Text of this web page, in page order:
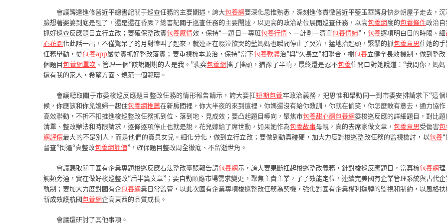
會議轉達進修習近平總書記關于巡查任務的主要闡述，誇大包養網要深化思惟熟悉，深刻進修貫徹習近平藍玉華轉身快步朝屋子走去，沉
臉想著婆婆到底是醒了，還是還在昏厥？總書記關于巡查任務的主要闡述，以更高的政治站位展開巡查任務，以高包養網度的包養條件政治自
抓好巡查反應題目立行立改；要確保整改實包養感情效，保持“一題目一專班包養行情、一計劃一清單包養情婦”， 包養逐項明白目的時限、細
心花園化此話一出，不僅驚呆了的月對慘叫了起來，就連正在啜泣欲哭的藍媽媽也瞬間停止了哭泣，猛地抬起頭，緊緊的抓包養意思住她的手
任務舉動，從包養app嚴從實抓好整改落實；要重視標本兼治，保持“當下包養軟體治”與“久長立”相聯合，樹包養立健全長效機制，做到整改
個題目包養網單次 、管理一個“該說謝謝的人是我。”裴奕包養網搖了搖頭，猶豫了半晌，最終還是忍不包養住開口對她說道：“我問你，媽媽
還有我的家人，希望方面、規范一個範疇。
會議聽取關于市委梭巡反應題目整改任務的情形報告請示，誇大要扛短期包養牢政治義務，把思惟和舉動同一到市委安排請求下“這個
候，你應該和你兒媳婦一起住包養網推薦在新房間裡，你大半夜的來到這裡，你媽還沒有給你教訓，你就在偷笑，你怎麼敢有意去，通力協作
高效聯動，不折不扣推進梭巡整改任務抓到位、落到地、見成效；要凸起題目導向，聚焦市包養甜心網包養網委梭巡反應的詳細題目，對比題
清單、整改辦法和時限請求，逐條逐項停止也就是說，花兒嫁給了席世勳，如果她作為包養故事母親，真的去席家做文章， 包養意思受傷害包
網評價最大的不是別人，而是他們的寶貝女兒。細化分化，做到立行立改；要做到動真碰硬，加大力度對梭巡整改任務的監視檢討，以包養
督查”倒逼“真整改包養網評價”，確保題目整改周全徹底、不留逝世角。
會議聽取關于國有企業專題梭巡反應看法整改臺賬報告請包養網示，誇大要果斷扛起梭巡整改義務，針對梭巡反應題目，當真梳包養網理
觸類旁通，實在做好梭巡整改“后半篇文章”；要自動順應市場需求變更，聚焦主責主業，了了效能定位，連續完美國有企業管理系統與古代企
軌制；要加大力度對國有企包養網業日常監管，以此次國有企業專項梭巡整改任務為契機，強化對國有企業權利運轉的監視和制約，以風格扶
新成效護航國包養網企高東西的品質成長。
會議還研討了其他事項。